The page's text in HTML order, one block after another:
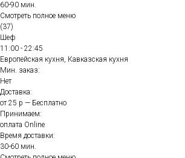
60-90 мин.
Смотреть полное меню
(37)
Шеф
11:00 - 22:45
Европейская кухня, Кавказская кухня
Мин. заказ:
Нет
Доставка:
от 25 р — Бесплатно
Принимаем:
оплата Online
Время доставки:
30-60 мин.